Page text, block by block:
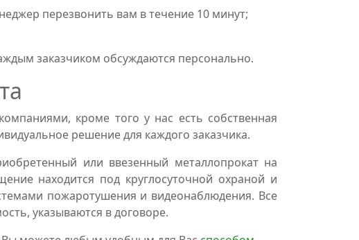
перезвонить вам в течение 10 минут;
заказчиком обсуждаются персонально.
кроме того у нас есть собственная
решение для каждого заказчика.
или ввезенный металлопрокат на
находится под круглосуточной охраной и
пожаротушения и видеонаблюдения. Все
указываются в договоре.